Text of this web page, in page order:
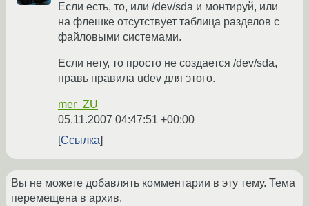
Если есть, то, или /dev/sda и монтируй, или
на флешке отсутствует таблица разделов с
файловыми системами.
Если нету, то просто не создается /dev/sda,
правь правила udev для этого.
mer_ZU
05.11.2007 04:47:51 +00:00
Ссылка
Вы не можете добавлять комментарии в эту тему. Тема
перемещена в архив.